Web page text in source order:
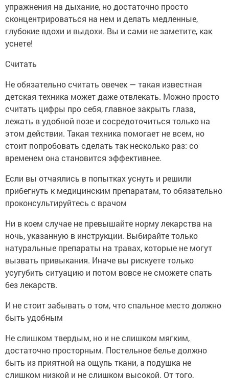
упражнения на дыхание, но достаточно просто
сконцентрироваться на нем и делать медленные,
глубокие вдохи и выдохи. Вы и сами не заметите, как
уснете!
Считать
Не обязательно считать овечек — такая известная
детская техника может даже отвлекать. Можно просто
считать цифры про себя, главное закрыть глаза,
лежать в удобной позе и сосредоточиться только на
этом действии. Такая техника помогает не всем, но
стоит попробовать сделать так несколько раз: со
временем она становится эффективнее.
Если вы отчаялись в попытках уснуть и решили
прибегнуть к медицинским препаратам, то обязательно
проконсультируйтесь с врачом
Ни в коем случае не превышайте норму лекарства на
ночь, указанную в инструкции. Выбирайте только
натуральные препараты на травах, которые не могут
вызвать привыкания. Иначе вы рискуете только
усугубить ситуацию и потом вовсе не сможете спать
без лекарств.
И не стоит забывать о том, что спальное место должно
быть удобным
Не слишком твердым, но и не слишком мягким,
достаточно просторным. Постельное белье должно
быть из приятной на ощупь ткани, а подушка не
слишком низкой и не слишком высокой. От того,